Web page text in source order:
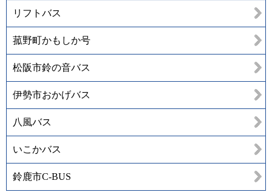
リフトバス
菰野町かもしか号
松阪市鈴の音バス
伊勢市おかげバス
八風バス
いこかバス
鈴鹿市C-BUS